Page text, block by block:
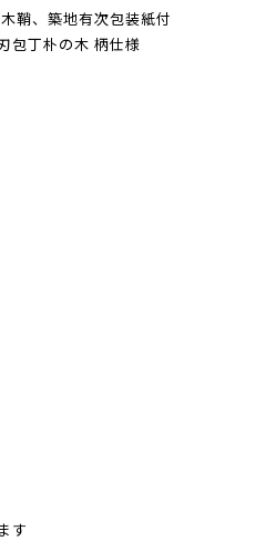
鞘、築地有次包装紙付
包丁朴の木 柄仕様
す